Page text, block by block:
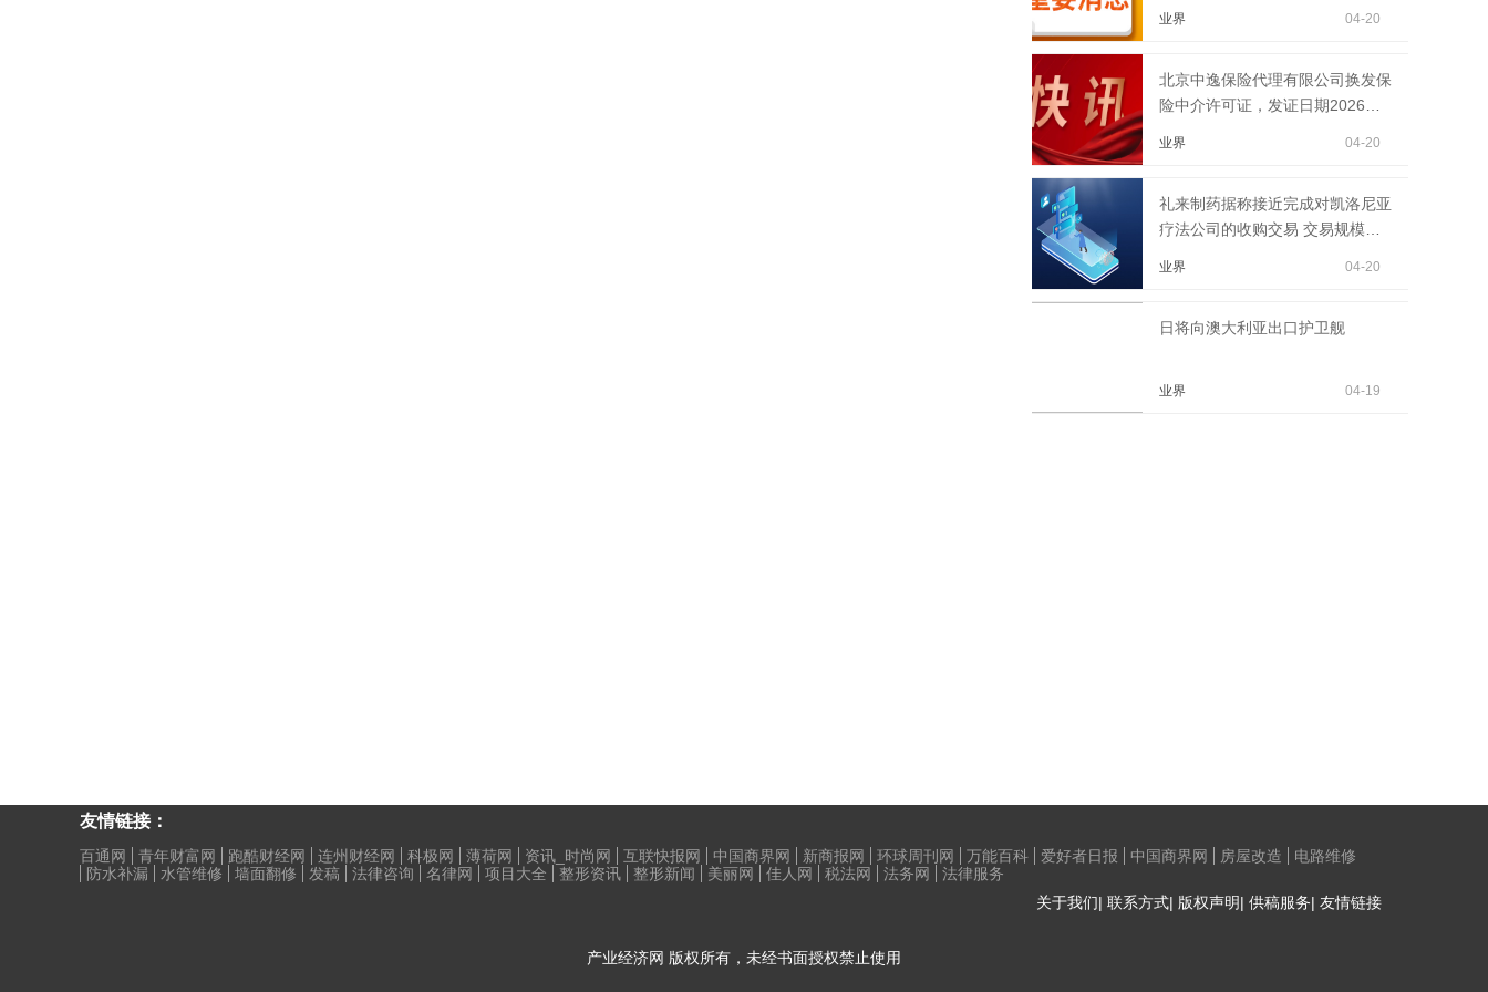
业界 04-20
北京中逸保险代理有限公司换发保
险中介许可证，发证日期2026年4
业界 04-20
礼来制药据称接近完成对凯洛尼亚
疗法公司的收购交易 交易规模可
业界 04-20
日将向澳大利亚出口护卫舰
业界 04-19
友情链接：
百通网 青年财富网 跑酷财经网 连州财经网 科极网 薄荷网 资讯_时尚网 互联快报网 中国商界网 新商报网 环球周刊网 万能百科 爱好者日报 中国商界网 房屋改造
电路维修
防水补漏
水管维修 墙面翻修 发稿 法律咨询 名律网 项目大全 整形资讯 整形新闻 美丽网 佳人网 税法网 法务网
法律服务
关于我们| 联系方式| 版权声明| 供稿服务| 友情链接
产业经济网 版权所有，未经书面授权禁止使用